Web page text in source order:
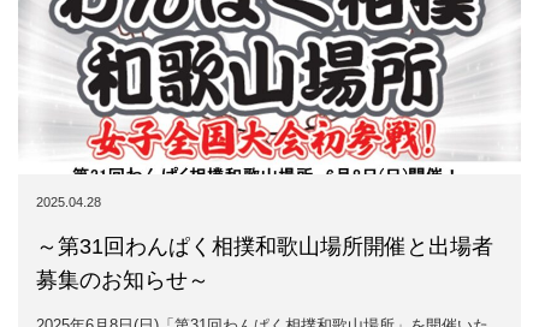
2025.04.28
～第31回わんぱく相撲和歌山場所開催と出場者
募集のお知らせ～